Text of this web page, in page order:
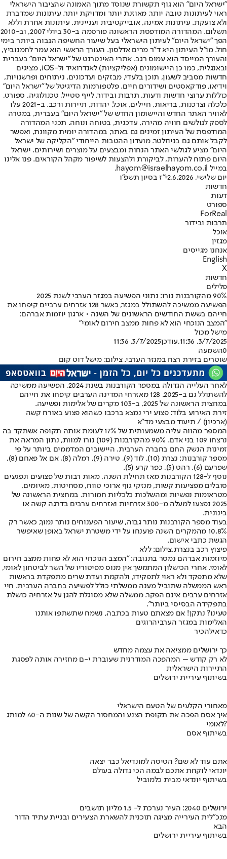
"ישראל היום" הוא גוף תקשורת שנוסד מתוך האמונה שהציבור הישראלי
ראוי לעיתונות טובה יותר, מאוזנת יותר ומדויקת יותר. עיתונות שמדברת
ולא צועקת. עיתונות אמינה, אובייקטיבית ועניינית. עיתונות אחרת וללא
תשלום. המהדורה המודפסת הראשונה פורסמה ב-30 ביולי 2007, וב-2010
הפך "ישראל היום" לעיתון הישראלי בעל שיעור החשיפה הגבוה ביותר בימי
חול. מו"ל העיתון היא ד"ר מרים אדלסון. העורך הראשי הוא עמר לחמנוביץ,
והעורך המייסד הוא עמוס רגב. אתרי האינטרנט של "ישראל היום" בעברית
ובאנגלית, כמו כן היישומונים (אפליקציות) לאנדרואיד ול-iOS, מציגים
חדשות מסביב לשעון, תוכן בלעדי, מבזקים ועדכונים, ניתוחים ופרשנויות,
וידיאו, פודקאסטים ושידורים חיים. פלטפורמות הדיגיטל של "ישראל היום"
כוללות ערוצי חדשות ודעות, תרבות ובידור, לייף סטייל, טכנולוגיה, ספורט,
כלכלה וצרכנות, בריאות, חיילים, אוכל, יהדות, תיירות ורכב. ב-2021 עלו
לאוויר האתר החדש והיישומון החדש של "ישראל היום" בעברית, במטרה
לספק לגולשים חוויה מהירה, עדכנית, בטוחה ונוחה. תכני המהדורה
המודפסת של העיתון זמינים גם באתר, במהדורה יומית מקוונת, ואפשר
לקבל אותם גם בניוזלטר. מועדון ההטבות הייחודי "הקליקה של ישראל
היום" מציע לגולשי האתר הנחות ומבצעים על מוצרים ושירותים. ישראל
היום פתוח להערות, לביקורת ולהצעות לשיפור מקהל הקוראים. פנו אלינו
במייל hayom@israelhayom.co.il.
יום שלישי, 2.6.2026
י"ז בסיון תשפ"ו
חדשות
דעות
ספורט
ForReal
תרבות ובידור
אוכל
מגזין
אנחנו מגייסים
English
X
חדשות
פלילים
90% מהקורבנות נורו: נתוני הפשיעה במגזר הערבי לשנת 2025
הפשיעה ממשיכה להשתולל במגזר, כאשר 128 אזרחים ערביים קיפחו את
חייהם בששת החודשים הראשונים של השנה • ארגון יוזמות אברהם:
"המצב הנוכחי הוא לא פחות ממצב חירום לאומי"
מישל מכול
3/7/2025, 11:36
,עודכן3/7/2025, 11:36
0השמעה
שוטרים בזירת רצח במגזר הערבי. צילום: מישל דוט קום
לאחר העלייה הגדולה במספר הקורבנות בשנת 2024, הפשיעה ממשיכה
להשתולל גם ב-2025. 128 מאזרחי המדינה הערבים קיפחו את חייהם
במחצית הראשונה של 2025, ב-103 מקרים של אלימות ופשיעה.
זירת האירוע בלוד: פצוע ירי נמצא ברכבו כשהוא פצוע באורח קשה
(ארכיון) / תיעוד מבצעי מד"א
המספר מהווה עליה משמעותית של 17% לעומת אותה תקופה אשתקד בה
נרצחו 109 בני אדם. 90% מהקורבנות (109) נורו למוות, נתון המראה את
זמינות הנשק החם בחברה הערבית. היישובים המדממים ביותר על פי
מספר קורבנות: נצרת (10), לוד (9), טירה (9), רמלה (8), אם אל פאחם (8),
שפרעם (6), רהט (5), כפר קרע (5).
נוסף ל-128 הקורבנות מאז תחילת השנה, מאות רבות של פצועים ונפגעים
סובלים מפציעות קשות, מנזקי גוף ארוכי טווח, מסחיטות, מאיומים,
מטראומות נפשיות ומהשלכות כלכליות חמורות. במחצית הראשונה של
2025 נפצעו למעלה מ-300 אזרחיות ואזרחים ערבים בדרגה קשה או
בינונית.
בעוד מספר הקורבנות נותר גבוה, שיעור הפענוחים נותר נמוך, כאשר רק
10.8% מהמקרים השנה פוענחו על ידי משטרת ישראל באופן שאיפשר
הגשת כתבי אישום.
פיצוץ רכב בנצרת,צילום: ללא
מיוזמות אברהם נמסר בתגובה: "המצב הנוכחי הוא לא פחות ממצב חירום
לאומי. אחרי הכישלון המתמשך אין מנוס מפיטוריו של השר לביטחון לאומי,
שלא מתפקד ולא ראוי לתפקידו, ולהקמת ועדת שרים מתפקדת בראשות
ראש הממשלה שתוביל מענה ממשלתי כולל לפשיעה בחברה הערבית. חיי
אזרחים ערבים אינם הפקר. ממשלה שלא מסוגלת להגן על אזרחיה כושלת
בתפקידה הבסיסי ביותר".
טעינו? נתקן! אם מצאתם טעות בכתבה, נשמח שתשתפו אותנו
האלימות במגזר הערביהרוגים
כדאילהכיר
כך ירושלים ממציאה את עצמה מחדש
לא רק קודש – המהפכה המודרנית שעוברת י-ם מחזירה אותה לפסגת
התיירות הישראלית
בשיתוף עיריית ירושלים
מאחורי הקלעים של הטעם הישראלי
איך אסם הפכה את תקופת הצנע והמחסור הקשה של שנות ה-40 למותג
לאומי?
בשיתוף אסם
אתם עוד לא שם? הטיסה למונדיאל כבר יצאה
יונדאי לוקחת אתכם לבמה הכי גדולה בעולם
בשיתוף יונדאי מבית כלמוביל
ירושלים 2040: העיר נערכת ל- 1.5 מליון תושבים
מנכ"לית העירייה מציגה תוכנית להשארת הצעירים ובניית עתיד הדור
הבא
בשיתוף עיריית ירושלים